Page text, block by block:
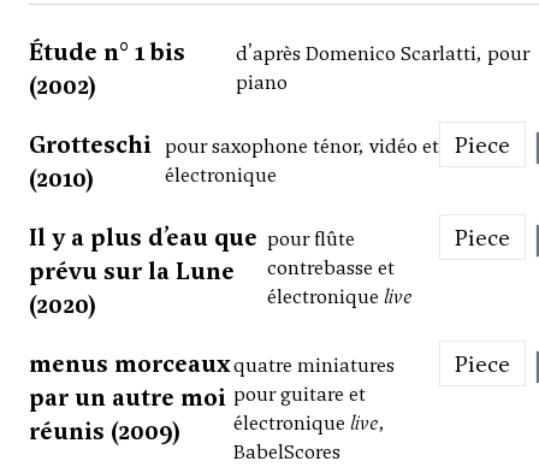
Étude n° 1 bis
(2002)
d'après Domenico Scarlatti, pour
piano
Grotteschi
(2010)
pour saxophone ténor, vidéo et
électronique
Piece
Il y a plus d’eau que
prévu sur la Lune
(2020)
pour flûte
contrebasse et
électroniquelive
Piece
menus morceaux
par un autre moi
réunis (2009)
quatre miniatures
pour guitare et
électronique live,
BabelScores
Piece